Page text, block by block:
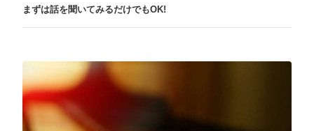
まずは話を聞いてみるだけでもOK!